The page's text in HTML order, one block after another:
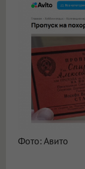
Фото: Авито